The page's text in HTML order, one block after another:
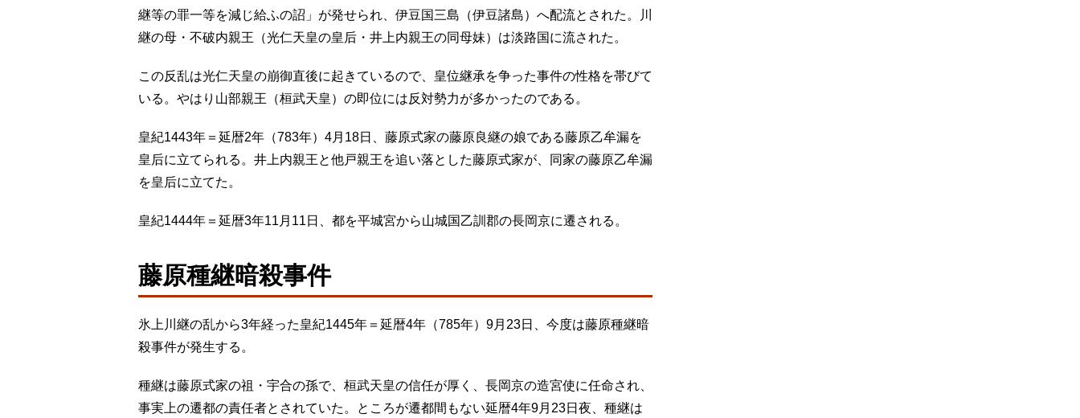
継等の罪一等を減じ給ふの詔」が発せられ、伊豆国三島（伊豆諸島）へ配流とされた。川
継の母・不破内親王（光仁天皇の皇后・井上内親王の同母妹）は淡路国に流された。
この反乱は光仁天皇の崩御直後に起きているので、皇位継承を争った事件の性格を帯びて
いる。やはり山部親王（桓武天皇）の即位には反対勢力が多かったのである。
皇紀1443年＝延暦2年（783年）4月18日、藤原式家の藤原良継の娘である藤原乙牟漏を
皇后に立てられる。井上内親王と他戸親王を追い落とした藤原式家が、同家の藤原乙牟漏
を皇后に立てた。
皇紀1444年＝延暦3年11月11日、都を平城宮から山城国乙訓郡の長岡京に遷される。
藤原種継暗殺事件
氷上川継の乱から3年経った皇紀1445年＝延暦4年（785年）9月23日、今度は藤原種継暗
殺事件が発生する。
種継は藤原式家の祖・宇合の孫で、桓武天皇の信任が厚く、長岡京の造宮使に任命され、
事実上の遷都の責任者とされていた。ところが遷都間もない延暦4年9月23日夜、種継は